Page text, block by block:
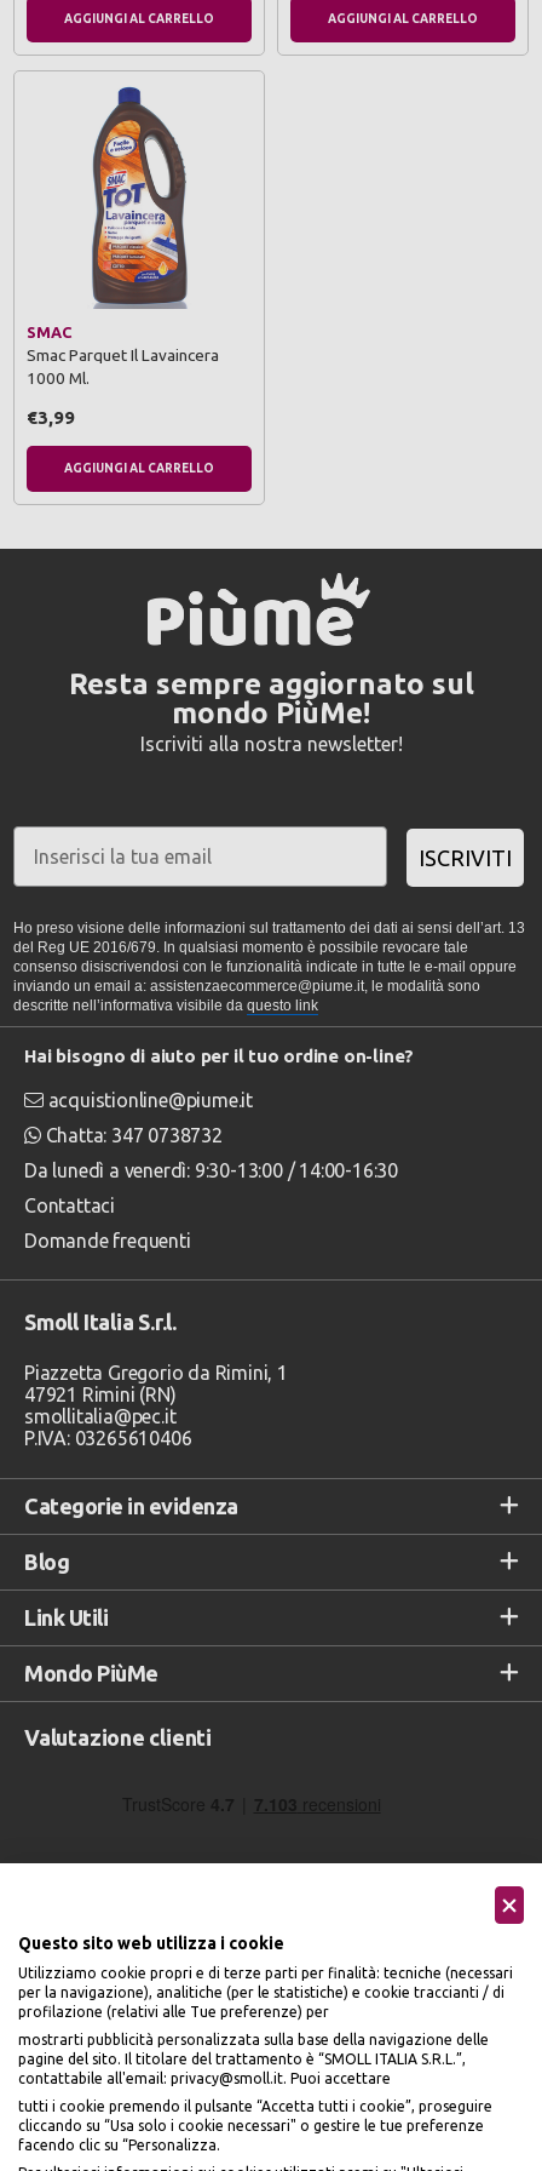
AGGIUNGI AL CARRELLO AGGIUNGI AL CARRELLO
SMAC
Smac Parquet Il Lavaincera
1000 Ml.
€3,99
AGGIUNGI AL CARRELLO
Resta sempre aggiornato sul
mondo PiùMe!
Iscriviti alla nostra newsletter!
ISCRIVITI
Ho preso visione delle informazioni sul trattamento dei dati ai sensi dell’art. 13
del Reg UE 2016/679. In qualsiasi momento è possibile revocare tale
consenso disiscrivendosi con le funzionalità indicate in tutte le e-mail oppure
inviando un email a: assistenzaecommerce@piume.it, le modalità sono
descritte nell’informativa visibile da questo link
Categorie in evidenza
Blog
Link Utili
Mondo PiùMe
Hai bisogno di aiuto per il tuo ordine on-line?
acquistionline@piume.it
Chatta: 347 0738732
Da lunedì a venerdì: 9:30-13:00 / 14:00-16:30
Contattaci
Domande frequenti
Smoll Italia S.r.l.
Piazzetta Gregorio da Rimini, 1
47921 Rimini (RN)
smollitalia@pec.it
P.IVA: 03265610406
Valutazione clienti
Accettiamo
Seguici sui social
Questo sito web utilizza i cookie
Utilizziamo cookie propri e di terze parti per finalità: tecniche (necessari
per la navigazione), analitiche (per le statistiche) e cookie traccianti / di
profilazione (relativi alle Tue preferenze) per
mostrarti pubblicità personalizzata sulla base della navigazione delle
pagine del sito. Il titolare del trattamento è “SMOLL ITALIA S.R.L.”,
contattabile all'email: privacy@smoll.it. Puoi accettare
tutti i cookie premendo il pulsante “Accetta tutti i cookie”, proseguire
cliccando su “Usa solo i cookie necessari" o gestire le tue preferenze
facendo clic su “Personalizza.
BENVENUTO DA